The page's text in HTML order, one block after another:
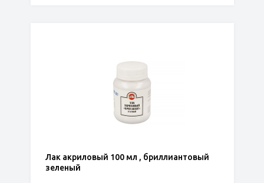
Лак акриловый 100 мл , бриллиантовый
зеленый